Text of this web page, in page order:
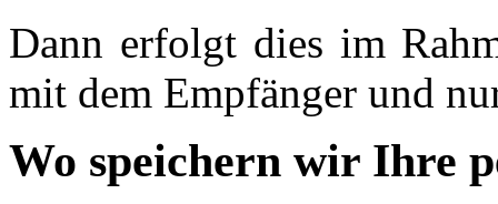
Dann erfolgt dies im
mit dem Empfänger und
Wo speichern wir Ihre